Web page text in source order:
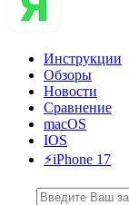
Инструкции
Обзоры
Новости
Сравнение
macOS
IOS
⚡️iPhone 17